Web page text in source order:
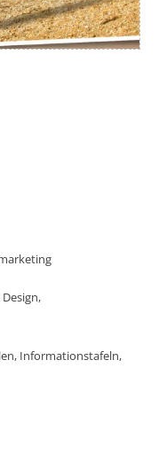
Informationstafeln,